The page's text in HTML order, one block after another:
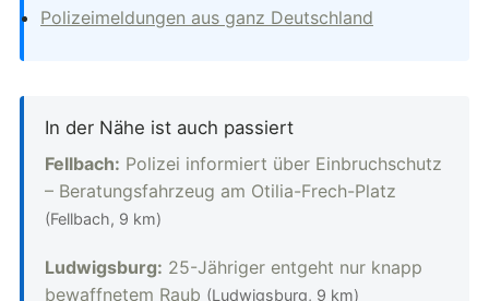
Polizeimeldungen aus ganz Deutschland
In der Nähe ist auch passiert
Fellbach: Polizei informiert über Einbruchschutz
– Beratungsfahrzeug am Otilia-Frech-Platz
(Fellbach, 9 km)
Ludwigsburg: 25-Jähriger entgeht nur knapp
bewaffnetem Raub (Ludwigsburg, 9 km)